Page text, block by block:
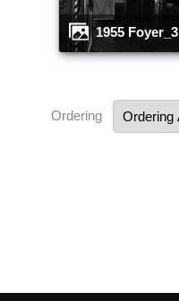
1955 Foyer_3
Ordering